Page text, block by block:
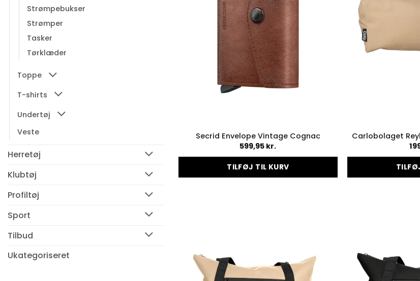
Strømpebukser
Strømper
Tasker
Tørklæder
Toppe
T-shirts
Undertøj
Veste
Herretøj
Klubtøj
Profiltøj
Sport
Tilbud
Ukategoriseret
Secrid Envelope Vintage Cognac
599,95 kr.
TILFØJ TIL KURV
Carlobolaget